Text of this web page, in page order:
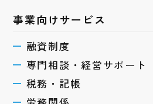
事業向けサービス
融資制度
専門相談・経営サポート
税務・記帳